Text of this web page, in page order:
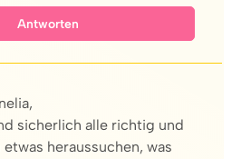
Antworten
sicherlich alle richtig und
heraussuchen, was